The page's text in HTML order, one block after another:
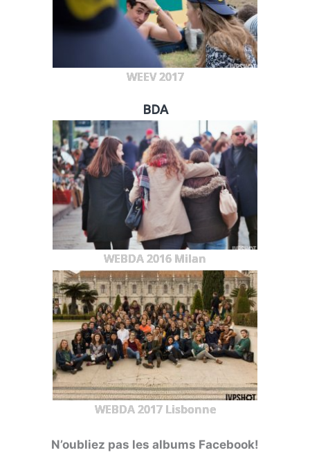
WEEV 2017
BDA
WEBDA 2016 Milan
WEBDA 2017 Lisbonne
N’oubliez pas les albums Facebook!